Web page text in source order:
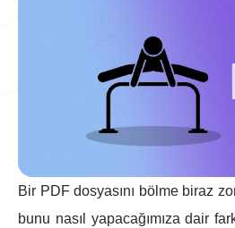
Bir PDF dosyasını bölme biraz
bunu nasıl yapacağımıza dair